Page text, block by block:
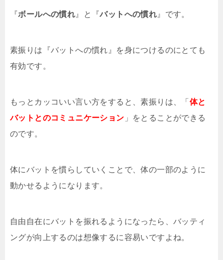
『ボールへの慣れ 』と『バットへの慣れ 』です。
素振りは『バットへの慣れ』を身につけるのにとても
有効です。
もっとカッコいい言い方をすると、素振りは、「 体と
バットとのコミュニケーション 」をとることができる
のです。
体にバットを慣らしていくことで、体の一部のように
動かせるようになります。
自由自在にバットを振れるようになったら、バッティ
ングが向上するのは想像するに容易いですよね。